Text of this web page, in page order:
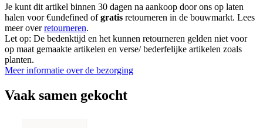
Je kunt dit artikel binnen 30 dagen na aankoop door ons op laten
halen voor €undefined ofgratis retourneren in de bouwmarkt. Lees
meer overretourneren.
Let op: De bedenktijd en het kunnen retourneren gelden niet voor
op maat gemaakte artikelen en verse/ bederfelijke artikelen zoals
planten.
Meer informatie over de bezorging
Vaak samen gekocht